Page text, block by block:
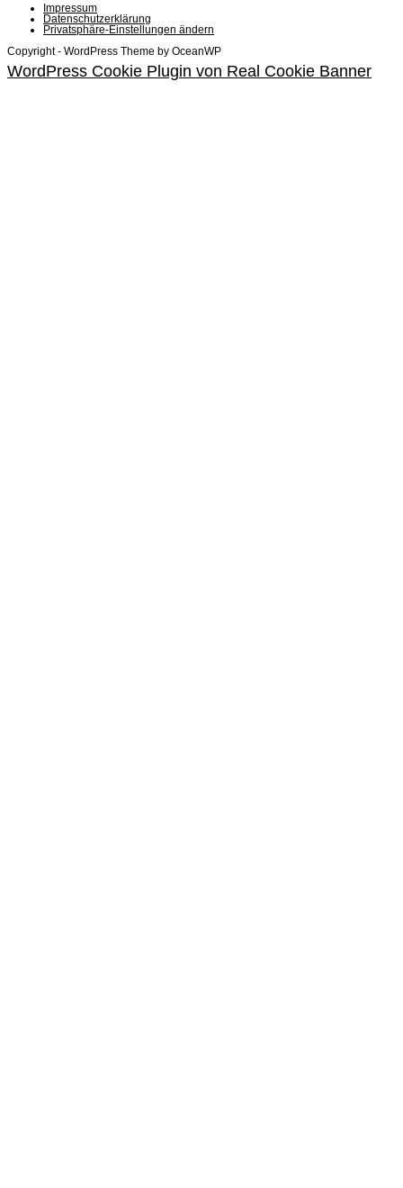
Impressum
Datenschutzerklärung
Privatsphäre-Einstellungen ändern
Copyright - WordPress Theme by OceanWP
WordPress Cookie Plugin von Real Cookie Banner